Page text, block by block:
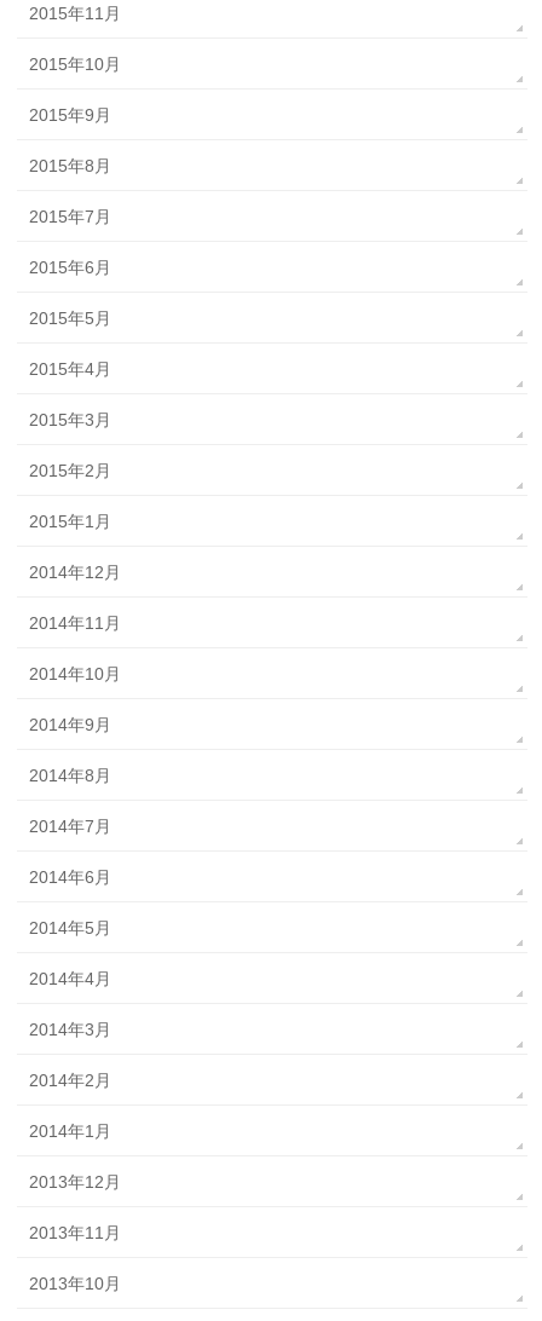
2015年11月
2015年10月
2015年9月
2015年8月
2015年7月
2015年6月
2015年5月
2015年4月
2015年3月
2015年2月
2015年1月
2014年12月
2014年11月
2014年10月
2014年9月
2014年8月
2014年7月
2014年6月
2014年5月
2014年4月
2014年3月
2014年2月
2014年1月
2013年12月
2013年11月
2013年10月